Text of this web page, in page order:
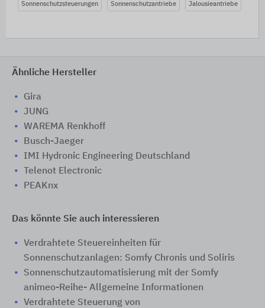
Sonnenschutzsteuerungen Sonnenschutzantriebe Jalousieantriebe
Ähnliche Hersteller
Gira
JUNG
WAREMA Renkhoff
Busch-Jaeger
IMI Hydronic Engineering Deutschland
Telenot Electronic
PEAKnx
Das könnte Sie auch interessieren
Verdrahtete Steuereinheiten für
Sonnenschutzanlagen: Somfy Chronis und Soliris
Sonnenschutzautomatisierung mit der Somfy
animeo-Reihe- Allgemeine Informationen
Verdrahtete Steuerung von